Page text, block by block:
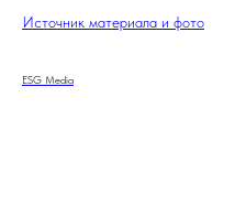
Источник материала и фото
ESG Media